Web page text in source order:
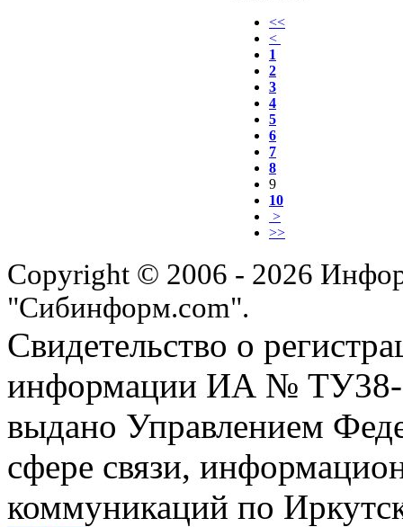
<<
<
1
2
3
4
5
6
7
8
9
10
>
>>
Copyright © 2006 - 2026
"Сибинформ.com".
Свидетельство о
информации ИА № ТУ38-
выдано Управлением
сфере связи,
коммуникаций по